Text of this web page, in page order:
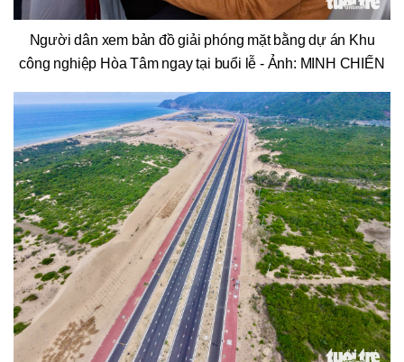
Người dân xem bản đồ giải phóng mặt bằng dự án Khu
công nghiệp Hòa Tâm ngay tại buổi lễ - Ảnh: MINH CHIẾN